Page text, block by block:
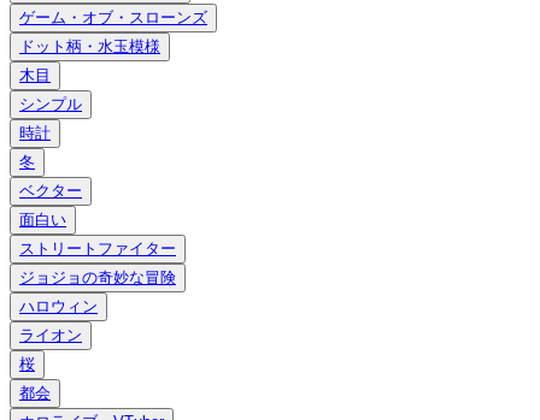
ゲーム・オブ・スローンズ
ドット柄・水玉模様
木目
シンプル
時計
冬
ベクター
面白い
ストリートファイター
ジョジョの奇妙な冒険
ハロウィン
ライオン
桜
都会